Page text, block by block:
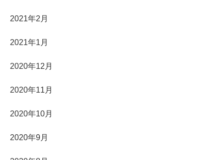
2021年2月
2021年1月
2020年12月
2020年11月
2020年10月
2020年9月